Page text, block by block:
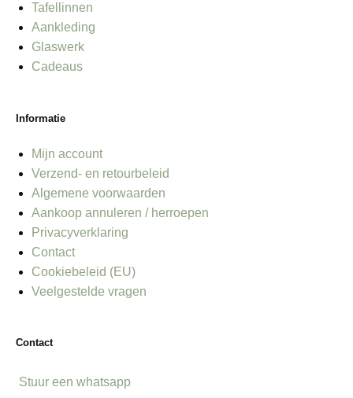
Tafellinnen
Aankleding
Glaswerk
Cadeaus
Informatie
Mijn account
Verzend- en retourbeleid
Algemene voorwaarden
Aankoop annuleren / herroepen
Privacyverklaring
Contact
Cookiebeleid (EU)
Veelgestelde vragen
Contact
Stuur een whatsapp